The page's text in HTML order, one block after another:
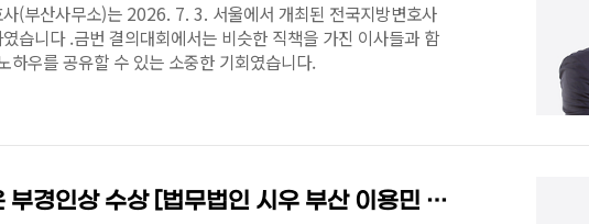
(부산사무소)는 2026. 7. 3. 서울에서 개최된 전국지방변호사
습니다 .금번 결의대회에서는 비슷한 직책을 가진 이사들과 함
하우를 공유할 수 있는 소중한 기회였습니다.
제18회 자랑스러운 부경인상 수상 [법무법인 시우 부산 이용민 변호사]